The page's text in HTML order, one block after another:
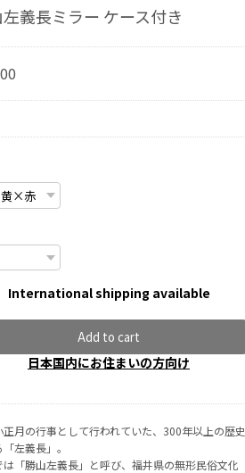
義長ミラー ケース付き
International shipping available
Add to cart
日本国内にお住まいの方向け
正月の行事として行われていた、300年以上の歴史
左義長」。
は「勝山左義長」と呼び、福井県の無形民俗文化